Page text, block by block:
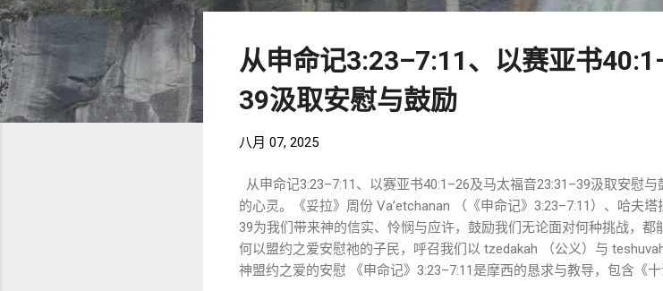
文
从申命记3:23–7:11、以赛亚书
39汲取安慰与鼓励
八月 07, 2025
从申命记3:23–7:11、以赛亚书40:1–26及马太福音23:31–39汲取安慰
的心灵。《妥拉》周份 Va’etchanan （《申命记》3:23–7:11）、哈夫
39为我们带来神的信实、怜悯与应许，鼓励我们无论面对何种挑战，
何以盟约之爱安慰祂的子民，呼召我们以 tzedakah （公义）与
神盟约之爱的安慰 《申命记》3:23–7:11是摩西的恳求与教导，包含《